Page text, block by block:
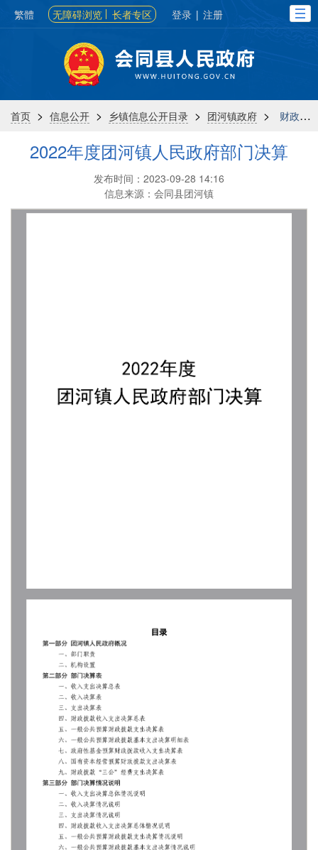
繁體 无障碍浏览 长者专区 登录 | 注册
首页 > 信息公开 > 乡镇信息公开目录 > 团河镇政府 > 财政信息
2022年度团河镇人民政府部门决算
发布时间：2023-09-28 14:16
信息来源：会同县团河镇